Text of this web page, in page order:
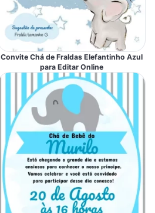
Convite Chá de Fraldas Elefantinho Azul
para Editar Online